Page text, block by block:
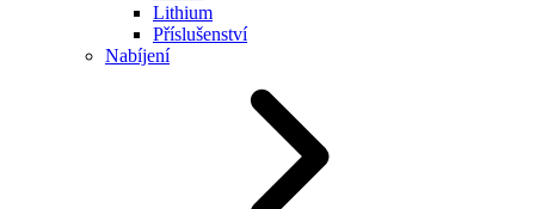
Lithium
Příslušenství
Nabíjení